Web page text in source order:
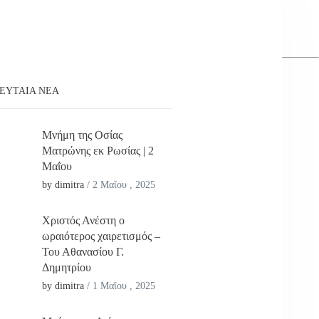
ΝΕΑ
Μνήμη της Οσίας
Ματρώνης εκ Ρωσίας | 2
Μαΐου
by dimitra / 2 Μαΐου , 2025
Χριστός Ανέστη ο
ωραιότερος χαιρετισμός –
Του Αθανασίου Γ.
Δημητρίου
by dimitra / 1 Μαΐου , 2025